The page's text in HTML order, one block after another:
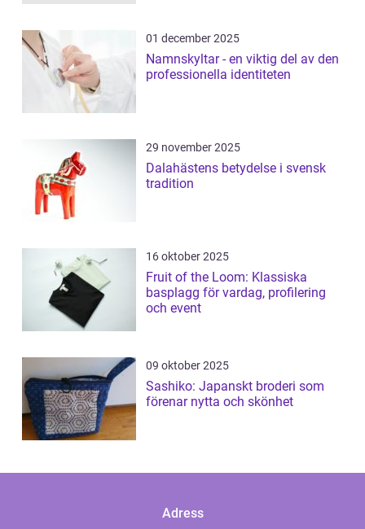
01 december 2025
Namnskyltar - en viktig del av den
professionella identiteten
29 november 2025
Dalahästens betydelse i svensk
tradition
16 oktober 2025
Fruit of the Loom: Klassiska
basplagg för vardag, profilering
och event
09 oktober 2025
Sashiko: Japanskt broderi som
förenar nytta och skönhet
Adress